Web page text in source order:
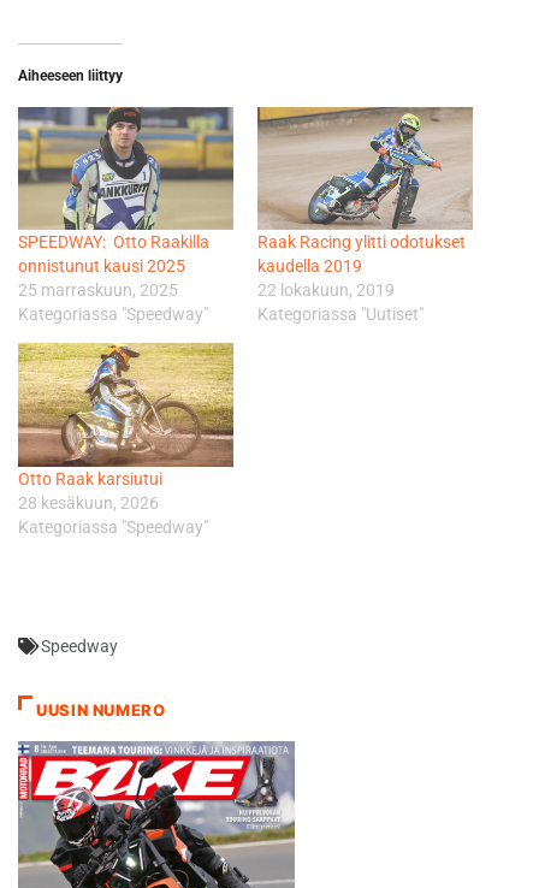
Aiheeseen liittyy
SPEEDWAY: Otto Raakilla
onnistunut kausi 2025
25 marraskuun, 2025
Kategoriassa "Speedway"
Raak Racing ylitti odotukset
kaudella 2019
22 lokakuun, 2019
Kategoriassa "Uutiset"
Otto Raak karsiutui
28 kesäkuun, 2026
Kategoriassa "Speedway"
Speedway
UUSIN NUMERO